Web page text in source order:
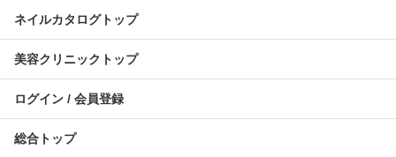
ネイルカタログトップ
美容クリニックトップ
ログイン / 会員登録
総合トップ